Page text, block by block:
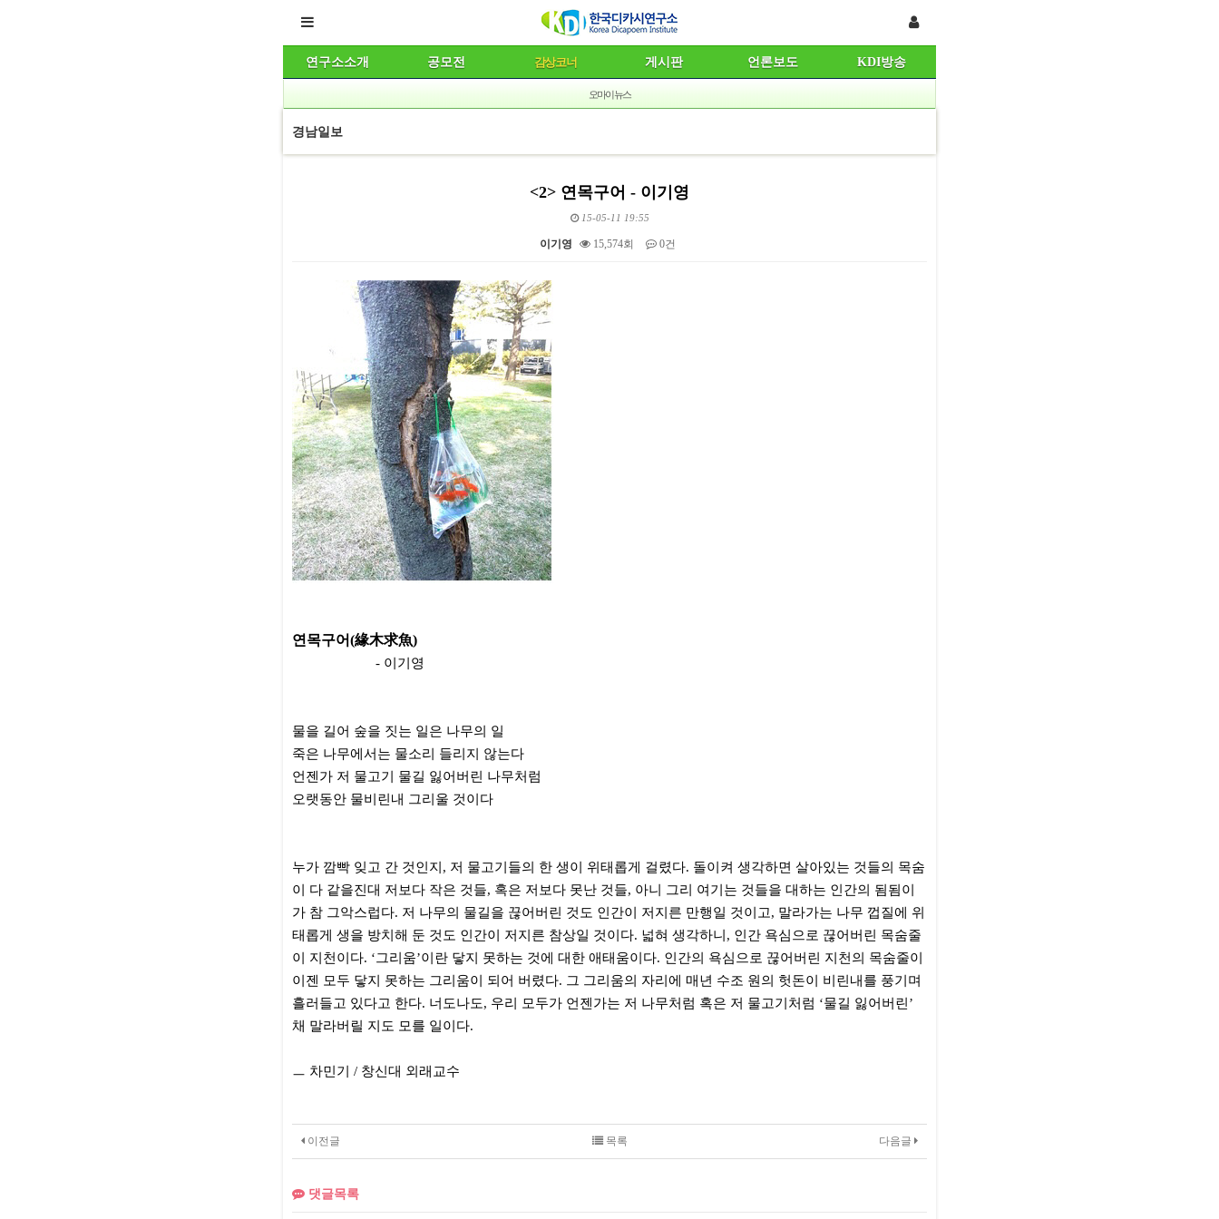
연구소소개 공모전 감상코너 게시판 언론보도 KDI방송
오마이뉴스
경남일보
<2> 연목구어 - 이기영
15-05-11 19:55
이기영 15,574회 0건
연목구어(緣木求魚)
​ - 이기영
물을 길어 숲을 짓는 일은 나무의 일
죽은 나무에서는 물소리 들리지 않는다
언젠가 저 물고기 물길 잃어버린 나무처럼
오랫동안 물비린내 그리울 것이다
누가 깜빡 잊고 간 것인지, 저 물고기들의 한 생이 위태롭게 걸렸다. 돌이켜 생각하면 살아있는 것들의 목숨
이 다 같을진대 저보다 작은 것들, 혹은 저보다 못난 것들, 아니 그리 여기는 것들을 대하는 인간의 됨됨이
가 참 그악스럽다. 저 나무의 물길을 끊어버린 것도 인간이 저지른 만행일 것이고, 말라가는 나무 껍질에 위
태롭게 생을 방치해 둔 것도 인간이 저지른 참상일 것이다. 넓혀 생각하니, 인간 욕심으로 끊어버린 목숨줄
이 지천이다. ‘그리움’이란 닿지 못하는 것에 대한 애태움이다. 인간의 욕심으로 끊어버린 지천의 목숨줄이
이젠 모두 닿지 못하는 그리움이 되어 버렸다. 그 그리움의 자리에 매년 수조 원의 헛돈이 비린내를 풍기며
흘러들고 있다고 한다. 너도나도, 우리 모두가 언젠가는 저 나무처럼 혹은 저 물고기처럼 ‘물길 잃어버린’
채 말라버릴 지도 모를 일이다.
ㅡ 차민기 / 창신대 외래교수
이전글 다음글
목록
댓글목록